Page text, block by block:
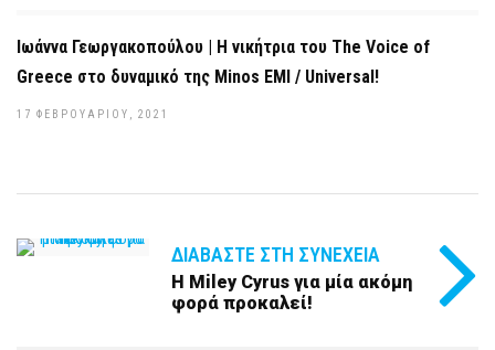
Ιωάννα Γεωργακοπούλου | Η νικήτρια του The Voice of
Greece στο δυναμικό της Minos EMI / Universal!
17 ΦΕΒΡΟΥΑΡΊΟΥ, 2021
ΔΙΑΒΆΣΤΕ ΣΤΗ ΣΥΝΈΧΕΙΑ
Η Miley Cyrus για μία ακόμη
φορά προκαλεί!